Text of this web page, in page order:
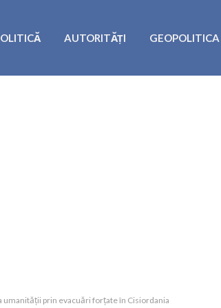
AUTORITĂȚI GEOPOLITICA
prin evacuări forțate în Cisiordania